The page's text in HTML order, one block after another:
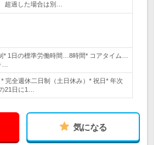
超過した場合は別…
* 1日の標準労働時間…8時間* コアタイム…
…
完全週休二日制（土日休み）* 祝日* 年次
21日に1…
気になる